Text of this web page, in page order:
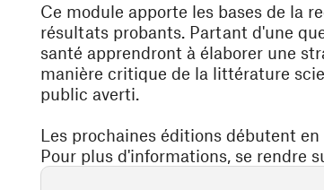
Ce module apporte les bases de la
résultats probants. Partant d'une
santé apprendront à élaborer une
manière critique de la littérature
public averti.
Les prochaines éditions débutent
Pour plus d'informations, se rendre